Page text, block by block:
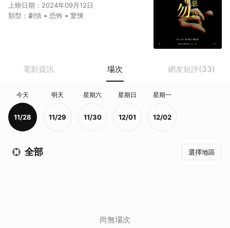
上映日期： 2024年09月12日
類型： 劇情 • 恐怖 • 驚悚
電影資訊 場次 網友短評(33)
今天
11/28
明天
11/29
星期六
11/30
星期日
12/01
星期一
12/02
全部 選擇地區
尚無場次